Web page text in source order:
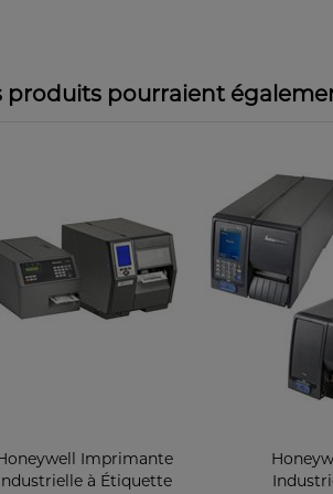
produits pourraient
Imprimante
à Étiquette